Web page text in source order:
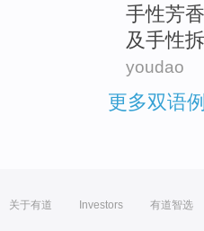
手性芳
及手性
youdao
更多双语
关于有道 Investors 有道智选